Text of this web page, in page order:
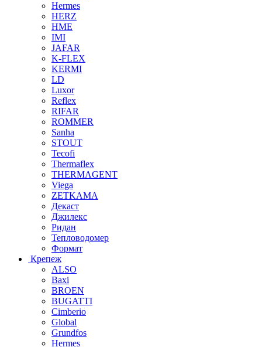
Hermes
HERZ
HME
IMI
JAFAR
K-FLEX
KERMI
LD
Luxor
Reflex
RIFAR
ROMMER
Sanha
STOUT
Tecofi
Thermaflex
THERMAGENT
Viega
ZETKAMA
Декаст
Джилекс
Ридан
Тепловодомер
Формат
Крепеж
ALSO
Baxi
BROEN
BUGATTI
Cimberio
Global
Grundfos
Hermes